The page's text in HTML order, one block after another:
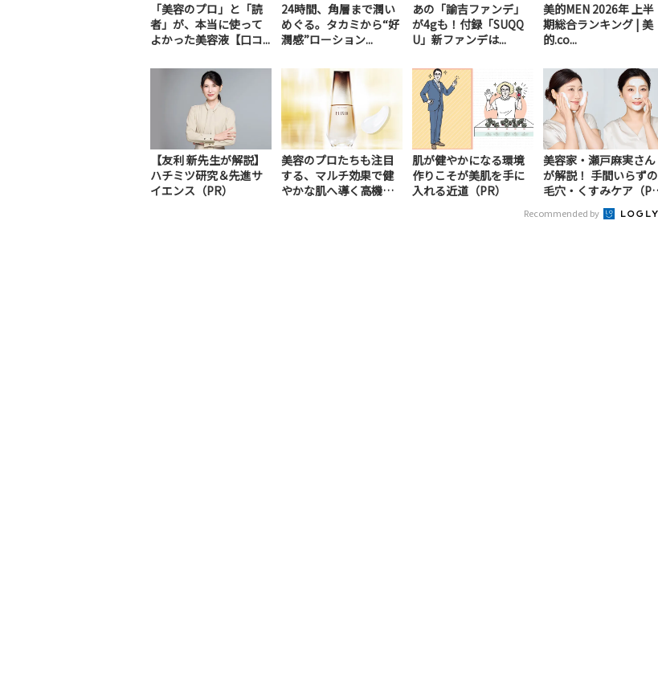
「美容のプロ」と「読
者」が、本当に使って
よかった美容液【口コ...
24時間、角層まで潤い
めぐる。タカミから“好
潤感”ローション...
あの「諭吉ファンデ」
が4gも！付録「SUQQ
U」新ファンデは...
美的MEN 2026年 上半
期総合ランキング | 美
的.co...
【友利 新先生が解説】
ハチミツ研究＆先進サ
イエンス（PR）
美容のプロたちも注目
する、マルチ効果で健
やかな肌へ導く高機能
肌が健やかになる環境
作りこそが美肌を手に
入れる近道（PR）
美容家・瀬戸麻実さん
が解説！ 手間いらずの
毛穴・くすみケア（P
Recommended by